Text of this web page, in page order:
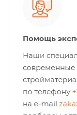
Помощь
Наши
современные
по телефону
на e-mail